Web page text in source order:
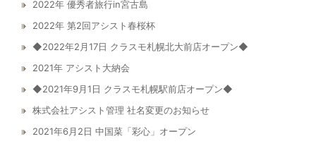
2022年 優秀者旅行in宮古島
2022年 第2回アシスト春桜杯
◆2022年2月17日 クラスモ札幌北大前店オープン◆
2021年 アシスト大納会
◆2021年9月1日 クラスモ札幌駅前店オープン◆
株式会社アシスト管理 社名変更のお知らせ
2021年6月2日 中国菜「彩心」オープン